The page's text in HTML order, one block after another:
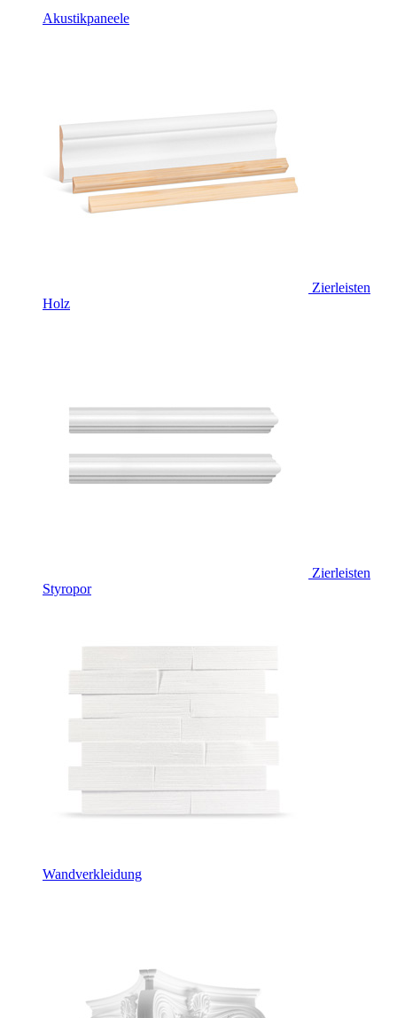
Akustikpaneele
Zierleisten
Holz
Zierleisten
Styropor
Wandverkleidung